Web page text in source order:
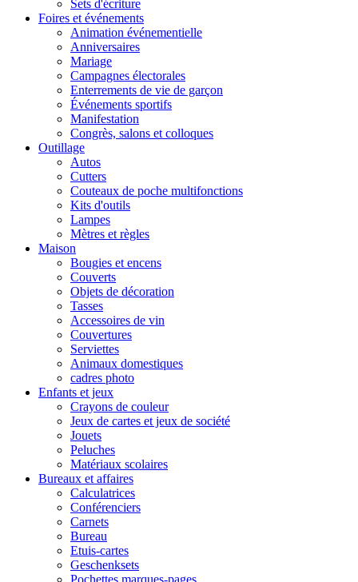
Sets d'écriture
Foires et événements
Animation événementielle
Anniversaires
Mariage
Campagnes électorales
Enterrements de vie de garçon
Événements sportifs
Manifestation
Congrès, salons et colloques
Outillage
Autos
Cutters
Couteaux de poche multifonctions
Kits d'outils
Lampes
Mètres et règles
Maison
Bougies et encens
Couverts
Objets de décoration
Tasses
Accessoires de vin
Couvertures
Serviettes
Animaux domestiques
cadres photo
Enfants et jeux
Crayons de couleur
Jeux de cartes et jeux de société
Jouets
Peluches
Matériaux scolaires
Bureaux et affaires
Calculatrices
Conférenciers
Carnets
Bureau
Etuis-cartes
Geschenksets
Pochettes marques-pages